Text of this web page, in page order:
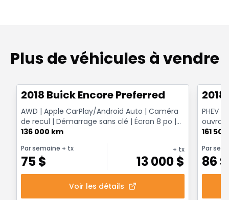
Plus de véhicules à vendre
2018 Buick Encore Preferred
AWD | Apple CarPlay/Android Auto | Caméra
de recul | Démarrage sans clé | Écran 8 po |
Siège conduct...
136 000 km
Par semaine + tx
75$
+ tx
13 000$
Voir les détails
PHEV
161
Par
86 $